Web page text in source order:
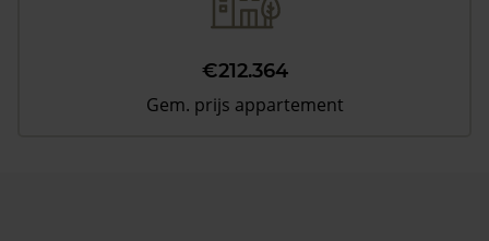
€212.364
Gem. prijs appartement